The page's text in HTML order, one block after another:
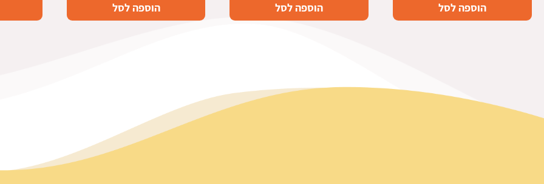
הוספה לסל הוספה לסל הוספה לסל